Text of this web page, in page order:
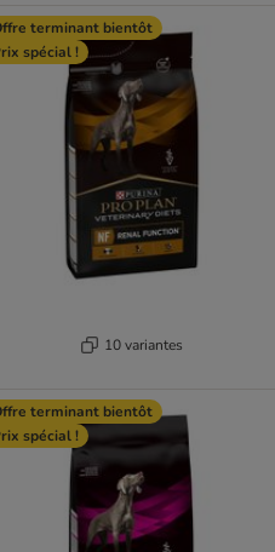
terminant bientôt
spécial !
10 variantes
terminant bientôt
spécial !